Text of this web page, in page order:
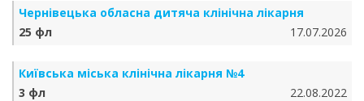
Чернівецька обласна дитяча клінічна лікарня
25 фл
17.07.2026
Київська міська клінічна лікарня №4
3 фл
22.08.2022